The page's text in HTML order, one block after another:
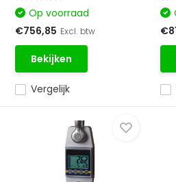
Vergelijk
Op voorraad
€756,85 Excl. btw
Bekijken